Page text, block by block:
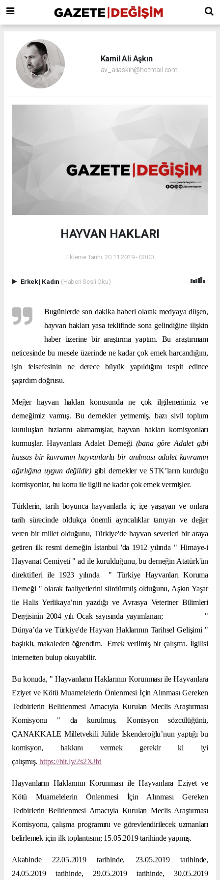
Kamil Ali Aşkın
av_aliaskin@hotmail.com
HAYVAN HAKLARI
Ekleme Tarihi: 20.11.2019 - 00:00
Erkek| Kadın (Haberi Sesli Oku)
Bugünlerde son dakika haberi olarak medyaya düşen,
hayvan hakları yasa teklifinde sona gelindiğine ilişkin
haber üzerine bir araştırma yaptım. Bu araştırmam
neticesinde bu mesele üzerinde ne kadar çok emek harcandığını,
işin felsefesinin ne derece büyük yapıldığını tespit edince
şaşırdım doğrusu.
Meğer hayvan hakları konusunda ne çok ilgilenenimiz ve
derneğimiz varmış. Bu dernekler yetmemiş, bazı sivil toplum
kuruluşları hızlarını alamamışlar, hayvan hakları komisyonları
kurmuşlar. Hayvanlara Adalet Derneği (bana göre Adalet gibi
hassas bir kavramın hayvanlarla bir anılması adalet kavramın
ağırlığına uygun değildir)gibi dernekler ve STK’ların kurduğu
komisyonlar, bu konu ile ilgili ne kadar çok emek vermişler.
Türklerin, tarih boyunca hayvanlarla iç içe yaşayan ve onlara
tarih sürecinde oldukça önemli ayrıcalıklar tanıyan ve değer
veren bir millet olduğunu, Türkiye'de hayvan severleri bir araya
getiren ilk resmi derneğin İstanbul 'da 1912 yılında " Himaye-i
Hayvanat Cemiyeti " ad ile kurulduğunu, bu derneğin Atatürk'ün
direktifleri ile 1923 yılında " Türkiye Hayvanları Koruma
Derneği " olarak faaliyetlerini sürdürmüş olduğunu, Aşkın Yaşar
ile Halis Yerlikaya’nın yazdığı ve Avrasya Veteriner Bilimleri
Dergisinin 2004 yılı Ocak sayısında yayımlanan; "
Dünya’da ve Türkiye'de Hayvan Haklarının Tarihsel Gelişimi "
başlıklı, makaleden öğrendim. Emek verilmiş bir çalışma. İlgilisi
internetten bulup okuyabilir.
Bu konuda, " Hayvanların Haklarının Korunması ile Hayvanlara
Eziyet ve Kötü Muamelelerin Önlenmesi İçin Alınması Gereken
Tedbirlerin Belirlenmesi Amacıyla Kurulan Meclis Araştırması
Komisyonu " da kurulmuş. Komisyon sözcülüğünü,
ÇANAKKALE Milletvekili Jülide İskenderoğlu’nun yaptığı bu
komisyon, hakkını vermek gerekir ki iyi
çalışmış.https://bit.ly/2s2XJfd
Hayvanların Haklarının Korunması ile Hayvanlara Eziyet ve
Kötü Muamelelerin Önlenmesi İçin Alınması Gereken
Tedbirlerin Belirlenmesi Amacıyla Kurulan Meclis Araştırması
Komisyonu, çalışma programını ve görevlendirilecek uzmanları
belirlemek için ilk toplantısını; 15.05.2019 tarihinde yapmış.
Akabinde 22.05.2019 tarihinde, 23.05.2019 tarihinde,
24.05.2019 tarihinde, 29.05.2019 tarihinde, 30.05.2019